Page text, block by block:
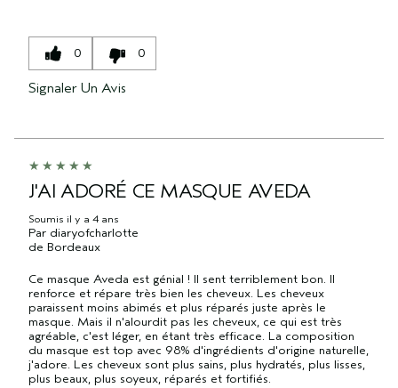
0 0
Signaler Un Avis
J'AI ADORÉ CE MASQUE AVEDA
Soumis il y a 4 ans
Par diaryofcharlotte
de Bordeaux
Ce masque Aveda est génial ! Il sent terriblement bon. Il
renforce et répare très bien les cheveux. Les cheveux
paraissent moins abimés et plus réparés juste après le
masque. Mais il n'alourdit pas les cheveux, ce qui est très
agréable, c'est léger, en étant très efficace. La composition
du masque est top avec 98% d'ingrédients d'origine naturelle,
j'adore. Les cheveux sont plus sains, plus hydratés, plus lisses,
plus beaux, plus soyeux, réparés et fortifiés.